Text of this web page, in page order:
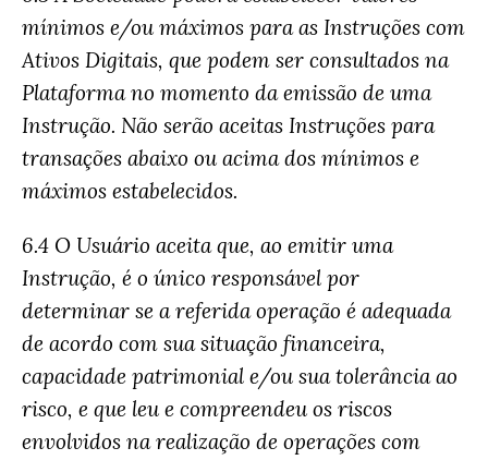
mínimos e/ou máximos para as Instruções com
Ativos Digitais, que podem ser consultados na
Plataforma no momento da emissão de uma
Instrução. Não serão aceitas Instruções para
transações abaixo ou acima dos mínimos e
máximos estabelecidos.
6.4 O Usuário aceita que, ao emitir uma
Instrução, é o único responsável por
determinar se a referida operação é adequada
de acordo com sua situação financeira,
capacidade patrimonial e/ou sua tolerância ao
risco, e que leu e compreendeu os riscos
envolvidos na realização de operações com